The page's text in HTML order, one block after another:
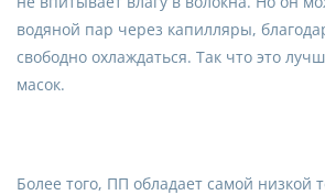
водяной пар через капилляры,
свободно охлаждаться. Так что это
масок.
Более того, ПП обладает самой низкой